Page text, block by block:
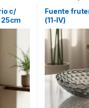
c/
25cm
Fuente
(11-IV)